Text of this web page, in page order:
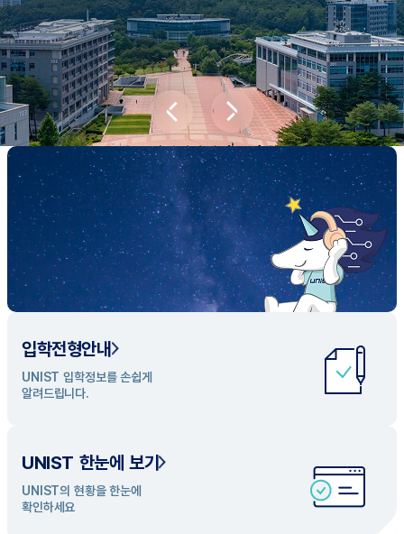
새내기학부에서
전공탐색 프로그램을 통해 나에게 맞는 최
적의 전공을 찾아보세요.
전공탐색 가이드 바로가기
UNIST 학과 소개
UNIST의 개성있는 학과들을
탐색해 보세요
입학전형안내
UNIST 입학정보를 손쉽게
알려드립니다.
UNIST 한눈에 보기
UNIST의 현황을 한눈에
확인하세요